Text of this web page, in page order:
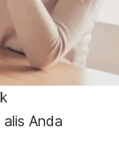
Anda